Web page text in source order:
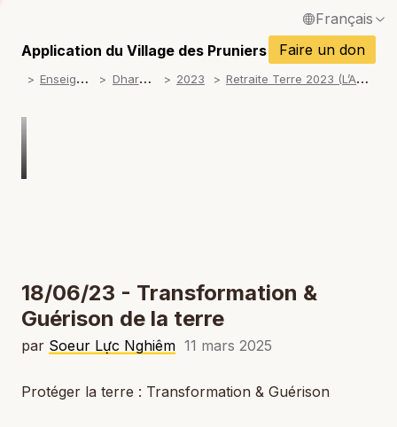
Français
English / Anglais
Español / Espagnol
Application du Village des Pruniers
Faire un don
E
nseignements D
harma talks 2023 R
etraite Terre 2023 (L’Amour est liberté)
18/06/23 - Transformation &
Guérison de la terre
par Soeur Lực Nghiêm 11 mars 2025
Protéger la terre : Transformation & Guérison